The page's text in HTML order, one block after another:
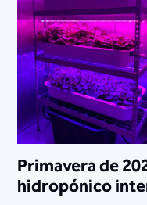
Primavera de
hidropónico